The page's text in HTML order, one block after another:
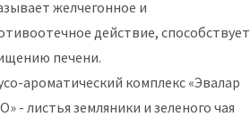
желчегонное и
действие, способствует
печени.
ароматический комплекс «Эвалар
- листья земляники и зеленого чая